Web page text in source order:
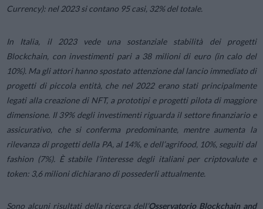
Currency): nel 2023 si contano 95 casi, 32% del totale.
In Italia, il 2023 vede una sostanziale stabilità dei progetti
Blockchain, con investimenti pari a 38 milioni di euro (in calo del
10%). Ma gli attori hanno spostato attenzione dal lancio immediato di
progetti di piccola entità, che nel 2022 erano stati principalmente
legati alla creazione di NFT, a prototipi e progetti pilota di maggiore
dimensione. Il 39% degli investimenti riguarda il settore finanziario e
assicurativo, che si conferma predominante, mentre aumenta la
rilevanza di progetti della PA, al 14%, e dell’agrifood, 10%, seguiti dal
fashion (7%). È stabile l’interesse degli italiani per criptovalute e
token: 3,6 milioni dichiarano di possederli attualmente.
Sono alcuni risultati della ricerca dell’Osservatorio Blockchain and